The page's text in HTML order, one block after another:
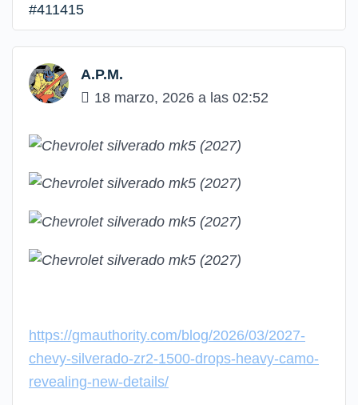
#411415
A.P.M.
18 marzo, 2026 a las 02:52
https://gmauthority.com/blog/2026/03/2027-
chevy-silverado-zr2-1500-drops-heavy-camo-
revealing-new-details/